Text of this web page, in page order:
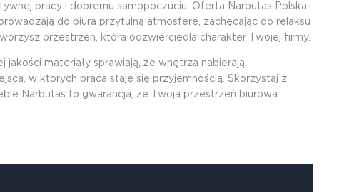
pracy i dobremu samopoczuciu. Oferta Narbutas Polska
do biura przytulną atmosferę, zachęcając do relaksu
przestrzeń, która odzwierciedla charakter Twojej firmy.
materiały sprawiają, że wnętrza nabierają
w których praca staje się przyjemnością. Skorzystaj z
Narbutas to gwarancja, że Twoja przestrzeń biurowa